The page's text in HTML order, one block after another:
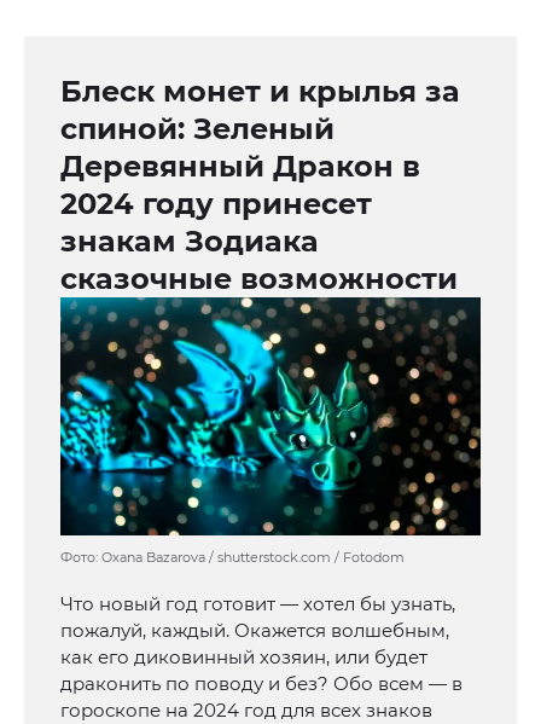
Блеск монет и крылья за
спиной: Зеленый
Деревянный Дракон в
2024 году принесет
знакам Зодиака
сказочные возможности
Фото: Oxana Bazarova / shutterstock.com / Fotodom
Что новый год готовит — хотел бы узнать,
пожалуй, каждый. Окажется волшебным,
как его диковинный хозяин, или будет
драконить по поводу и без? Обо всем — в
гороскопе на 2024 год для всех знаков